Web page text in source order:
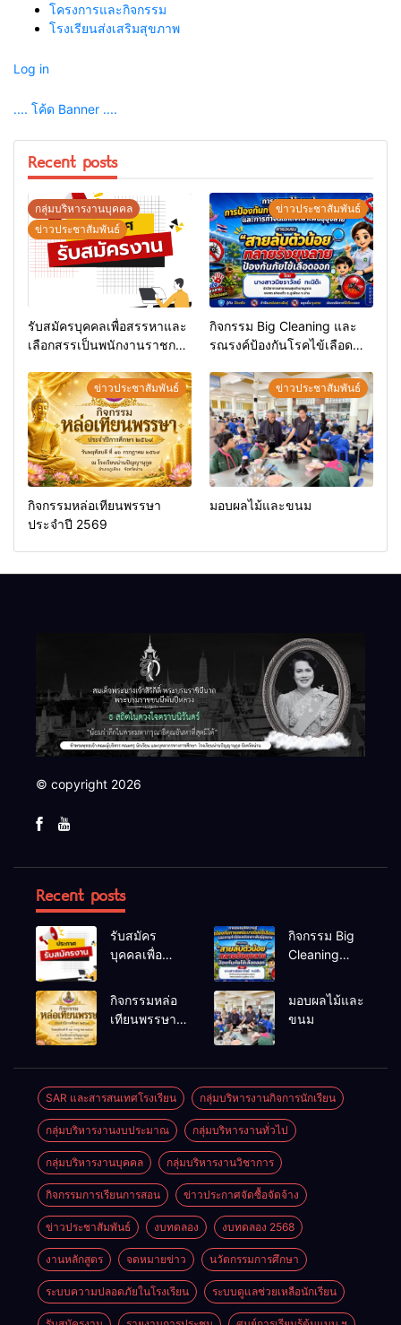
โครงการและกิจกรรม
โรงเรียนส่งเสริมสุขภาพ
Log in
.... โค้ด Banner ....
Recent posts
กลุ่มบริหารงานบุคคล
ข่าวประชาสัมพันธ์
รับสมัครบุคคลเพื่อสรรหาและ
เลือกสรรเป็นพนักงานราชการ
ข่าวประชาสัมพันธ์
กิจกรรม Big Cleaning และ
รณรงค์ป้องกันโรคไข้เลือด
ข่าวประชาสัมพันธ์
กิจกรรมหล่อเทียนพรรษา
ประจำปี 2569
ข่าวประชาสัมพันธ์
มอบผลไม้และขนม
© copyright 2026
Recent posts
รับสมัคร
บุคคลเพื่อ
เลือกสรรเป็น
พนักงาน
กิจกรรม Big
Cleaning
ป้องกันโรคไข้
กิจกรรมหล่อ
เทียนพรรษา
มอบผลไม้และ
ขนม
SAR และสารสนเทศโรงเรียน กลุ่มบริหารงานกิจการนักเรียน
กลุ่มบริหารงานงบประมาณ กลุ่มบริหารงานทั่วไป
กลุ่มบริหารงานบุคคล กลุ่มบริหารงานวิชาการ
กิจกรรมการเรียนการสอน ข่าวประกาศจัดซื้อจัดจ้าง
ข่าวประชาสัมพันธ์ งบทดลอง งบทดลอง 2568
งานหลักสูตร จดหมายข่าว นวัตกรรมการศึกษา
ระบบความปลอดภัยในโรงเรียน ระบบดูแลช่วยเหลือนักเรียน